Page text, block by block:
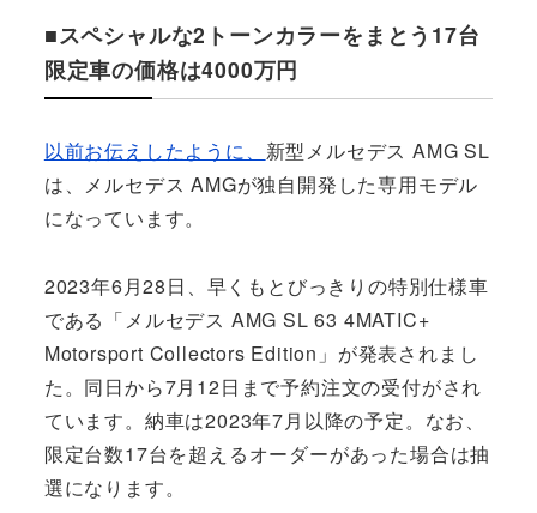
■スペシャルな2トーンカラーをまとう17台
限定車の価格は4000万円
以前お伝えしたように、 新型メルセデス AMG SL
は、メルセデス AMGが独自開発した専用モデル
になっています。
2023年6月28日、早くもとびっきりの特別仕様車
である「メルセデス AMG SL 63 4MATIC+
Motorsport Collectors Edition」が発表されまし
た。同日から7月12日まで予約注文の受付がされ
ています。納車は2023年7月以降の予定。なお、
限定台数17台を超えるオーダーがあった場合は抽
選になります。